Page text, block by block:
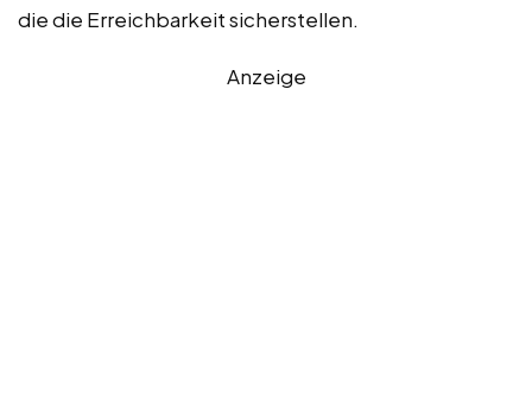
die die Erreichbarkeit sicherstellen.
Anzeige